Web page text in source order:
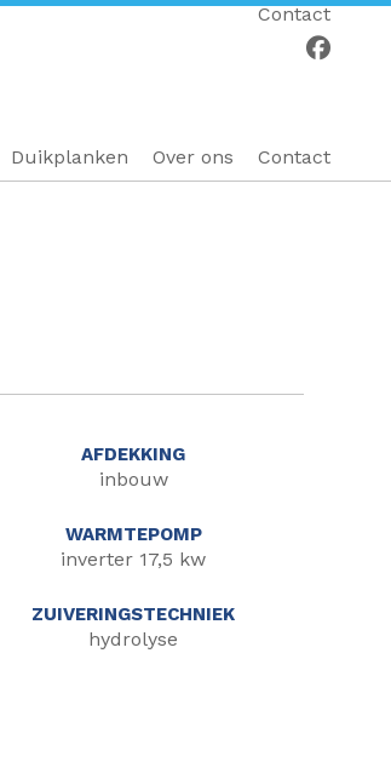
Duikplanken Over ons Contact
Contact
AFDEKKING
inbouw
WARMTEPOMP
inverter 17,5 kw
ZUIVERINGSTECHNIEK
hydrolyse